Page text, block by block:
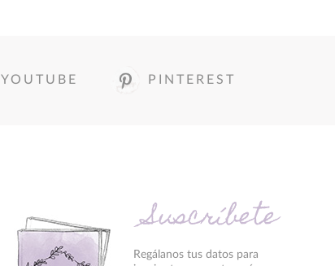
YOUTUBE PINTEREST
Suscríbete
Regálanos tus datos para